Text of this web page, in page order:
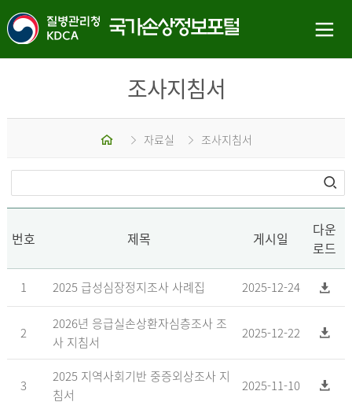
조사지침서
홈 자료실 조사지침서
번호 제목 게시일
다운
로드
1 2025 급성심장정지조사 사례집 2025-12-24
2
2026년 응급실손상환자심층조사 조
사 지침서
2025-12-22
3
2025 지역사회기반 중증외상조사 지
침서
2025-11-10